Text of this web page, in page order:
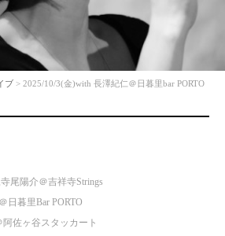
ブ > 2025/10/3(金)with 長澤紀仁＠日暮里bar PORTO
尾陽介＠吉祥寺Strings
日暮里Bar PORTO
佐ヶ谷スタッカート